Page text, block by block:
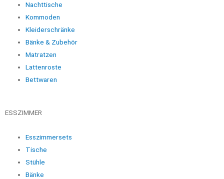
Nachttische
Kommoden
Kleiderschränke
Bänke & Zubehör
Matratzen
Lattenroste
Bettwaren
ESSZIMMER
Esszimmersets
Tische
Stühle
Bänke